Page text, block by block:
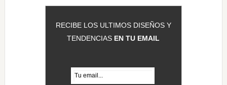
RECIBE LOS ULTIMOS DISEÑOS Y
TENDENCIAS EN TU EMAIL